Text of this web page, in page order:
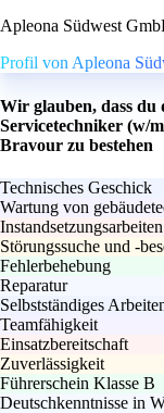
Apleona Südwest
Profil von Apleona
Wir glauben, dass du
Servicetechniker (w/
Bravour zu bestehen
Technisches Geschick
Wartung von
Instandsetzungsarbeiten
Störungssuche und -
Fehlerbehebung
Reparatur
Selbstständiges
Teamfähigkeit
Einsatzbereitschaft
Zuverlässigkeit
Führerschein Klasse B
Deutschkenntnisse in